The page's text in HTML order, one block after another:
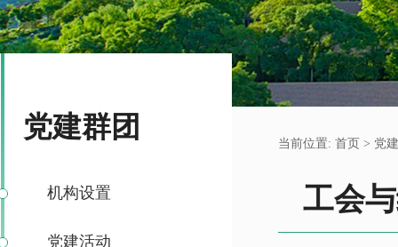
党建群团
机构设置
党建活动
当前位置: 首页 > 党
工会